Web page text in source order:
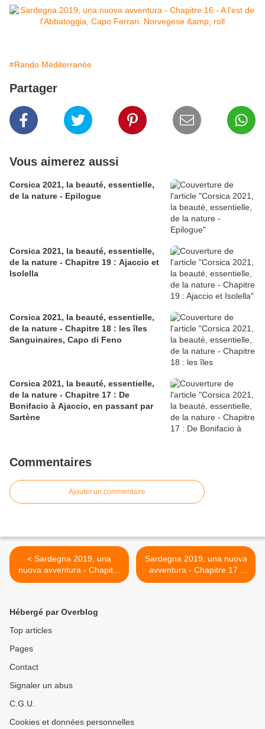
#Rando Méditerranée
Partager
Vous aimerez aussi
Corsica 2021, la beauté, essentielle,
de la nature - Epilogue
Corsica 2021, la beauté, essentielle,
de la nature - Chapitre 19 : Ajaccio et
Isolella
Corsica 2021, la beauté, essentielle,
de la nature - Chapitre 18 : les îles
Sanguinaires, Capo di Feno
Corsica 2021, la beauté, essentielle,
de la nature - Chapitre 17 : De
Bonifacio à Ajaccio, en passant par
Sartène
Commentaires
Ajouter un commentaire
< Sardegna 2019, una
nuova avventura - Chapitre
15 - Tour de la Maddalena,
Sardegna 2019, una nuova
avventura - Chapitre 17 -
Vers Porto Torres, via
Hébergé par Overblog
Top articles
Pages
Contact
Signaler un abus
C.G.U.
Cookies et données personnelles